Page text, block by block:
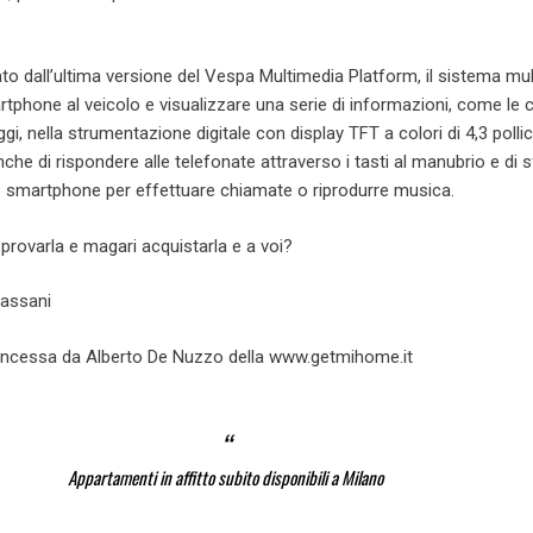
dall’ultima versione del Vespa Multimedia Platform, il sistema
al veicolo e visualizzare una serie di informazioni, come le
nella strumentazione digitale con display TFT a colori di 4,3
di rispondere alle telefonate attraverso i tasti al manubrio e di
smartphone per effettuare chiamate o riprodurre musica.
e magari acquistarla e a voi?
da Alberto De Nuzzo della www.getmihome.it
Appartamenti in affitto subito disponibili a Milano